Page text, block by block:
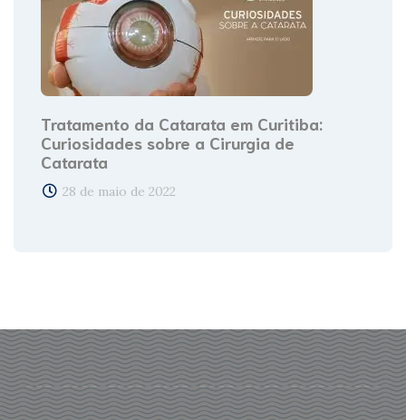
Tratamento da Catarata em Curitiba:
Curiosidades sobre a Cirurgia de
Catarata
28 de maio de 2022